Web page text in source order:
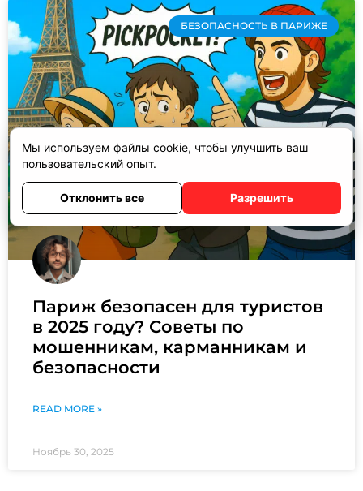
БЕЗОПАСНОСТЬ В ПАРИЖЕ
Париж безопасен для туристов
в 2025 году? Советы по
мошенникам, карманникам и
безопасности
READ MORE »
Ноябрь 30, 2025
Мы используем файлы cookie, чтобы улучшить ваш
пользовательский опыт.
Отклонить все Разрешить